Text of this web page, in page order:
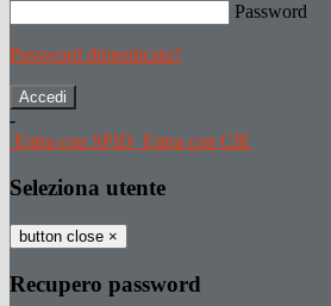
Password
Password dimenticata?
-
Entra con SPID Entra con CIE
Seleziona utente
button close ×
Recupero password